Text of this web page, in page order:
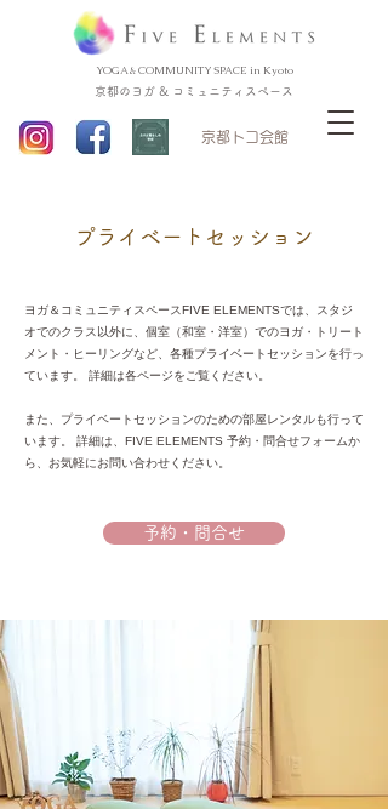
YOGA & COMMUNITY SPACE in Kyoto
​京都トコ会館
京都のヨガ & コミュニティスペース
プライベートセッション
ヨガ＆コミュニティスペースFIVE ELEMENTSでは、スタジ
オでのクラス以外に、個室（和室・洋室）でのヨガ・トリート
メント・ヒーリングなど、各種プライベートセッションを行っ
ています。 詳細は各ページをご覧ください。
また、プライベートセッションのための部屋レンタルも行って
います。 詳細は、FIVE ELEMENTS 予約・問合せフォームか
ら、お気軽にお問い合わせください。
予約・問合せ